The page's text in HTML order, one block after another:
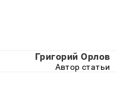
Григорий Орлов
Автор статьи